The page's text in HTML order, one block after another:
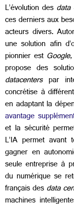
L’évolution des
ces derniers aux
acteurs divers.
une solution afin
pionnier est Google
propose des
datacenterspar
concrétise à
en adaptant la
avantage
et la sécurité
L’IA permet avant
gagner en
seule entreprise à
du numérique se
français desdata